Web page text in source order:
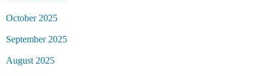
October 2025
September 2025
August 2025